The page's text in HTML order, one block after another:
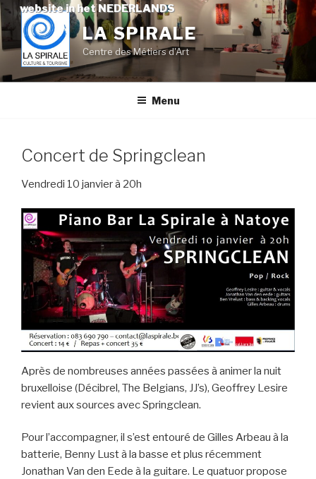
website in het NEDERLANDS
Skip
to
content
LA SPIRALE
Centre des Métiers d'Art
Menu
Concert de Springclean
Vendredi 10 janvier à 20h
Après de nombreuses années passées à animer la nuit
bruxelloise (Décibrel, The Belgians, JJ’s), Geoffrey Lesire
revient aux sources avec Springclean.
Pour l’accompagner, il s’est entouré de Gilles Arbeau à la
batterie, Benny Lust à la basse et plus récemment
Jonathan Van den Eede à la guitare. Le quatuor propose